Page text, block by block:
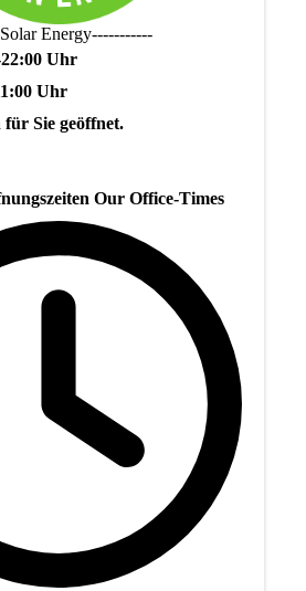
Energy-----------
Uhr
Uhr
für Sie geöffnet.
Our Office-Times